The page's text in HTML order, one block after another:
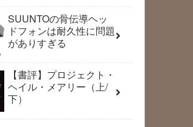
SUUNTOの骨伝導ヘッ
ドフォンは耐久性に問題
がありすぎる
【書評】プロジェクト・
ヘイル・メアリー（上/
下）